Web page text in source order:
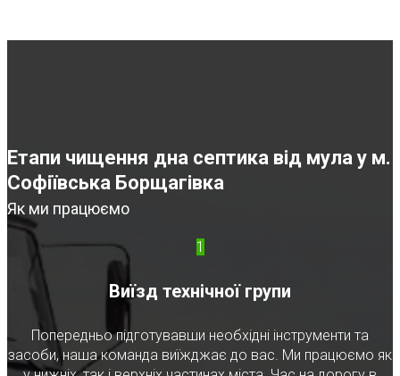
Етапи чищення дна септика від мула у м.
Софіївська Борщагівка
Як ми працюємо
1
Виїзд технічної групи
Попередньо підготувавши необхідні інструменти та
засоби, наша команда виїжджає до вас. Ми працюємо як